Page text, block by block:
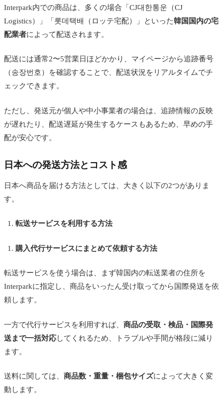
Interpark内での商品は、多くの場合「CJ대한통운（CJ
Logistics）」「롯데택배（ロッテ宅配）」といった韓国国内の宅
配業者によって配送されます。
配送には通常2〜5営業日ほどかかり、マイページから追跡番号
（송장번호）を確認することで、配送状況をリアルタイムでチ
ェックできます。
ただし、発送元が個人や中小事業者の場合は、追跡情報の反映
が遅れたり、配送遅延が発生するケースもあるため、早めの手
配が安心です。
日本への発送方法とコスト感
日本へ商品を届ける方法としては、大きく以下の2つがありま
す。
転送サービスを利用する方法
購入代行サービスにまとめて依頼する方法
転送サービスを使う場合は、まず韓国内の転送業者の住所を
Interparkに指定し、商品をいったん受け取ってから国際発送を依
頼します。
一方で代行サービスを利用すれば、 商品の受取・検品・国際発
送まで一括対応してくれるため、トラブルや手間が格段に減り
ます。
送料に関しては、 商品数・重量・梱包サイズによって大きく変
動します。